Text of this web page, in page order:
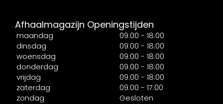
Afhaalmagazijn Openingstijden
maandag
09:00 - 18:00
dinsdag
09:00 - 18:00
woensdag
09:00 - 18:00
donderdag
09:00 - 18:00
vrijdag
09:00 - 18:00
zaterdag
09:00 - 17:00
zondag
Gesloten